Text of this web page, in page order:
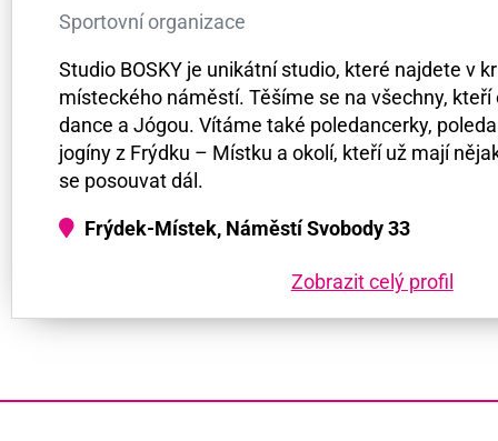
Sportovní organizace
Studio BOSKY je unikátní studio, které najdete v
místeckého náměstí. Těšíme se na všechny, kteří
dance a Jógou. Vítáme také poledancerky,
jogíny z Frýdku – Místku a okolí, kteří už mají
se posouvat dál.
Frýdek-Místek, Náměstí Svobody 33
Zobrazit celý profil